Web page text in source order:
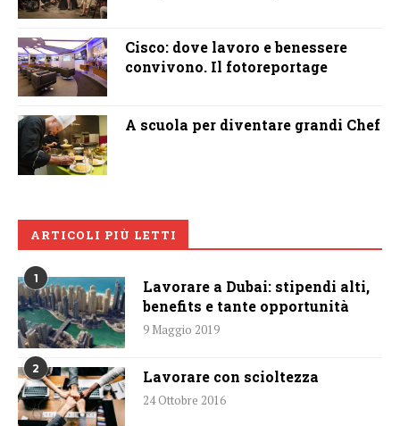
Cisco: dove lavoro e benessere
convivono. Il fotoreportage
A scuola per diventare grandi Chef
ARTICOLI PIÙ LETTI
1
Lavorare a Dubai: stipendi alti,
benefits e tante opportunità
9 Maggio 2019
2 Lavorare con scioltezza
24 Ottobre 2016